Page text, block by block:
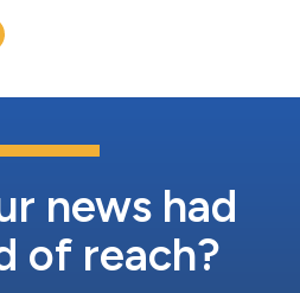
関でDiscover、Diners Club
・アライアンス・パートナーのカ
をすることが可能になりました。
10年間まったく見られなかった急速
触であり、2020年8月から14%増
150の大都市が交通システムで非接
news had
of reach?